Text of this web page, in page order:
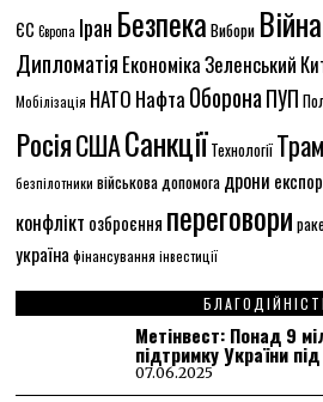
ЄС Європа Іран Безпека Вибори Війна
Дипломатія ЕкономікаЗеленський
Мобілізація НАТО Нафта ОборонаПУП
РосіяСШАСанкціїТехнології
безпілотники військова допомога дрони
конфлікт озброєння переговори
україна фінансування інвестиції
Метінвест: Понад 9
підтримку України
07.06.2025